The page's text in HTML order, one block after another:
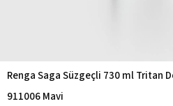
Renga Saga Süzgeçli 730 ml Tritan
911006 Mavi